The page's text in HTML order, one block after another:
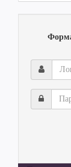
Логин
Пароль